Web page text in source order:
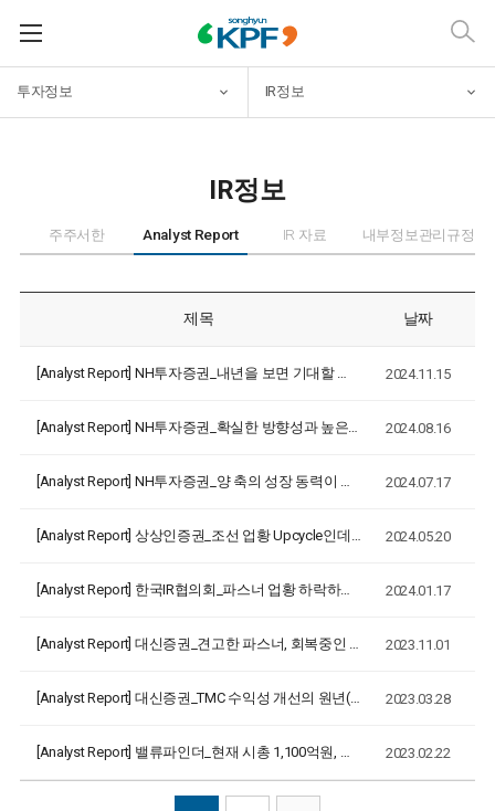
투자정보 IR정보
IR정보
Analyst Report IR 자료
주주서한 내부정보관리규정
제목 날짜
[Analyst Report] NH투자증권_내년을 보면 기대할 점이 많다 2024.11.15
[Analyst Report] NH투자증권_확실한 방향성과 높은 밸류에이션 매력 2024.08.16
[Analyst Report] NH투자증권_양 축의 성장 동력이 맞물리기 시작 2024.07.17
[Analyst Report] 상상인증권_조선 업황 Upcycle인데 24년 PER 4배 2024.05.20
[Analyst Report] 한국IR협의회_파스너 업황 하락하나 선박용 케이블 호조(2024.01.17) 2024.01.17
[Analyst Report] 대신증권_견고한 파스너, 회복중인 TMC(2023.10.30) 2023.11.01
[Analyst Report] 대신증권_TMC 수익성 개선의 원년(2023.03.28) 2023.03.28
[Analyst Report] 밸류파인더_현재 시총 1,100억원, 적정 시총 2,300억원(2023.02.22) 2023.02.22